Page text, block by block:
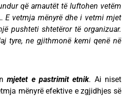
që arnautët të luftohen vetëm
E vetmja mënyrë dhe i vetmi mjet
pushteti shtetëror të organizuar.
tyre, ne gjithmonë kemi qenë në
mjetet e pastrimit etnik. Ai niset
mënyrë efektive e zgjidhjes së